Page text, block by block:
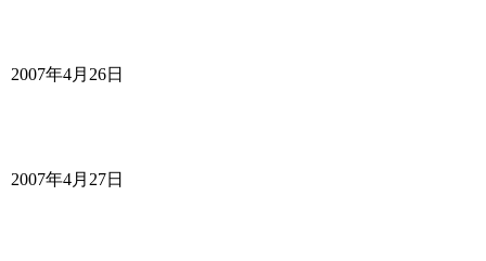
2007年4月26日
2007年4月27日